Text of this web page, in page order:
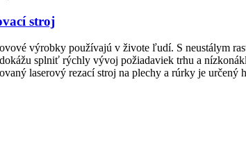
stroj
výrobky používajú v živote ľudí. S neustálym
splniť rýchly vývoj požiadaviek trhu a
laserový rezací stroj na plechy a rúrky je určený